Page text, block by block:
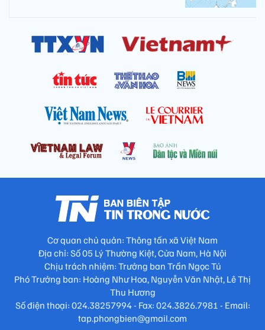
Cơ quan chủ quản: Thông tấn xã Việt Nam
Địa chỉ: Số 05 Lý Thường Kiệt, Cửa Nam, Hà Nội
Chịu trách nhiệm: Trưởng ban Trần Ngọc Tú
Phó Trưởng ban: Hoàng Như Hoa, Nguyễn Văn Nhật, Lê Thị
Thu Hương
Số điện thoại: 024.38257994 - Fax: 024.3826.7981 - Email:
tap.phongbien@gmail.com